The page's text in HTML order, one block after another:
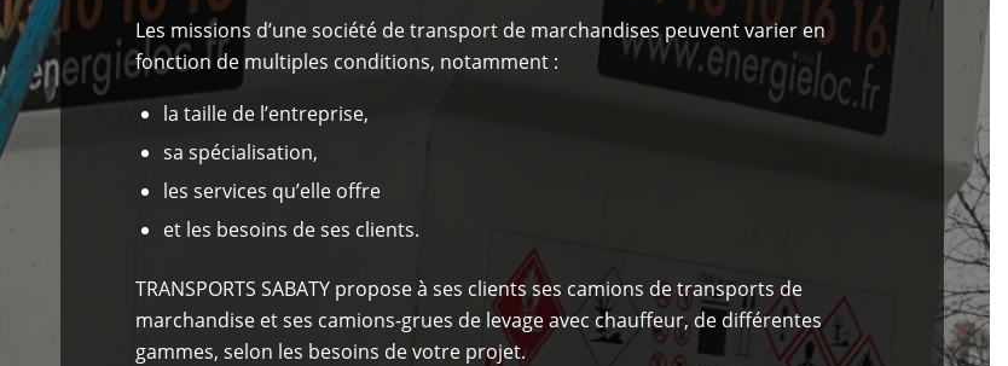
Les missions d’une société de transport de marchandises peuvent varier en
fonction de multiples conditions, notamment :
la taille de l’entreprise,
sa spécialisation,
les services qu’elle offre
et les besoins de ses clients.
TRANSPORTS SABATY propose à ses clients ses camions de transports de
marchandise et ses camions-grues de levage avec chauffeur, de différentes
gammes, selon les besoins de votre projet.